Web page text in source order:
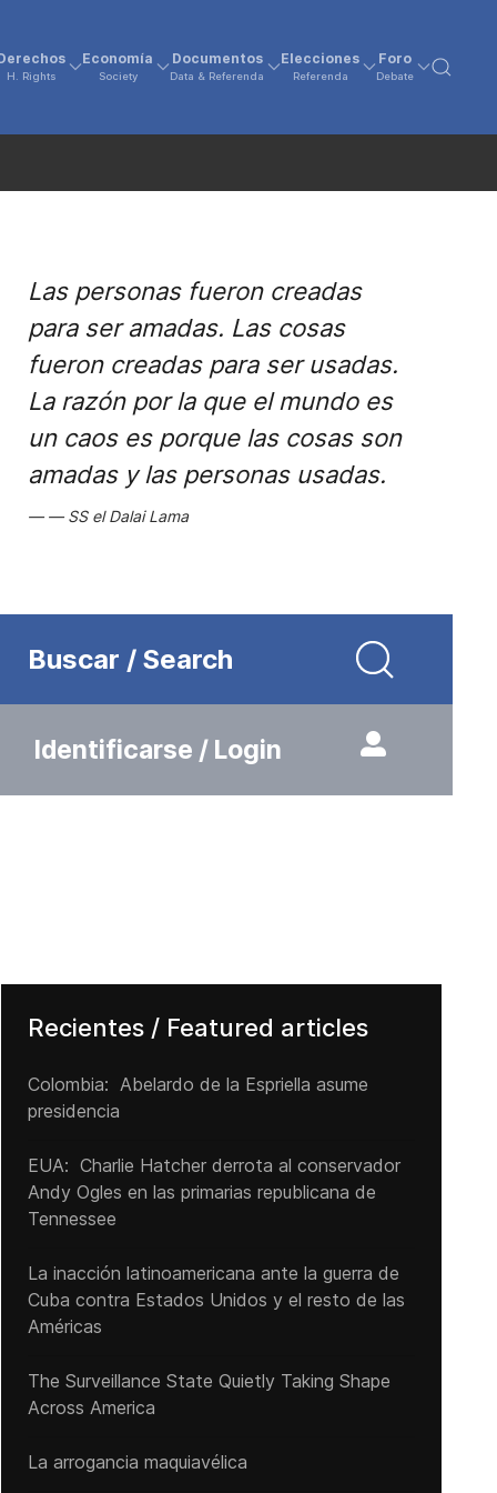
H. Rights
Economía
Society
Documentos
Data & Referenda
Elecciones
Referenda
Foro
Debate
Las personas fueron creadas
para ser amadas. Las cosas
fueron creadas para ser usadas.
La razón por la que el mundo es
un caos es porque las cosas son
amadas y las personas usadas.
SS el Dalai Lama
Buscar / Search
Identificarse / Login
Recientes / Featured articles
Colombia: Abelardo de la Espriella asume
presidencia
EUA: Charlie Hatcher derrota al conservador
Andy Ogles en las primarias republicana de
Tennessee
La inacción latinoamericana ante la guerra de
Cuba contra Estados Unidos y el resto de las
Américas
The Surveillance State Quietly Taking Shape
Across America
La arrogancia maquiavélica